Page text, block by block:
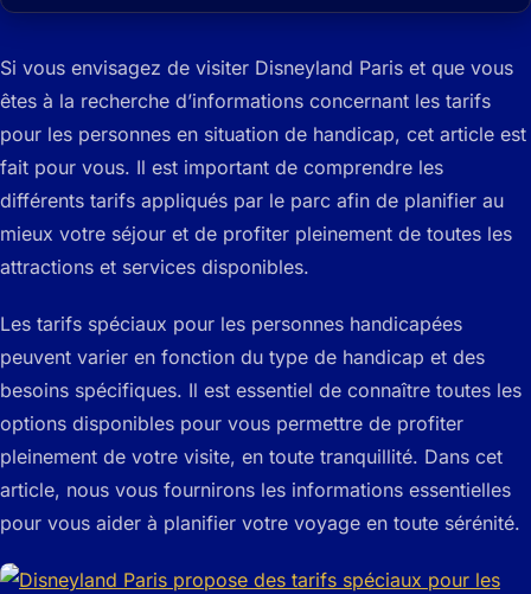
Si vous envisagez de visiter Disneyland Paris et que vous
êtes à la recherche d’informations concernant les tarifs
pour les personnes en situation de handicap, cet article est
fait pour vous. Il est important de comprendre les
différents tarifs appliqués par le parc afin de planifier au
mieux votre séjour et de profiter pleinement de toutes les
attractions et services disponibles.
Les tarifs spéciaux pour les personnes handicapées
peuvent varier en fonction du type de handicap et des
besoins spécifiques. Il est essentiel de connaître toutes les
options disponibles pour vous permettre de profiter
pleinement de votre visite, en toute tranquillité. Dans cet
article, nous vous fournirons les informations essentielles
pour vous aider à planifier votre voyage en toute sérénité.